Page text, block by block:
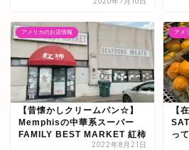
アメリカのお店情報
【昔懐かしクリームパン☆】
Memphisの中華系スーパー
FAMILY BEST MARKET 紅柿
2022年8月21日
アメ
【
っ